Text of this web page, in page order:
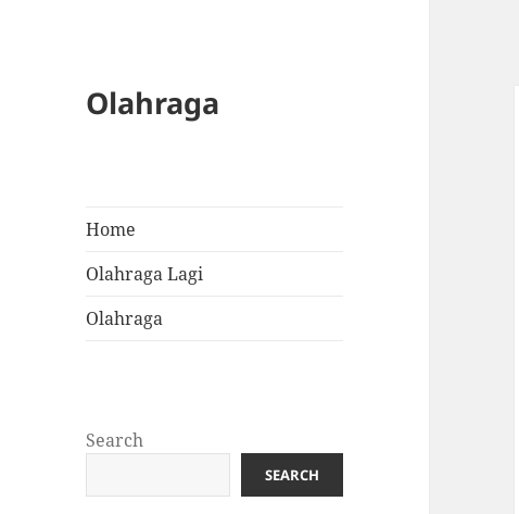
Olahraga
Home
Olahraga Lagi
Olahraga
Search
SEARCH